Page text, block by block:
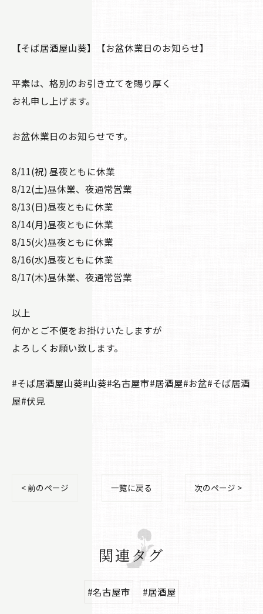
【そば居酒屋山葵】【お盆休業日のお知らせ】
平素は、格別のお引き立てを賜り厚く
お礼申し上げます。
お盆休業日のお知らせです。
8/11(祝) 昼夜ともに休業
8/12(土)昼休業、夜通常営業
8/13(日)昼夜ともに休業
8/14(月)昼夜ともに休業
8/15(火)昼夜ともに休業
8/16(水)昼夜ともに休業
8/17(木)昼休業、夜通常営業
以上
何かとご不便をお掛けいたしますが
よろしくお願い致します。
#そば居酒屋山葵#山葵#名古屋市#居酒屋#お盆#そば居酒
屋#伏見
< 前のページ 一覧に戻る 次のページ >
関連タグ
#名古屋市 #居酒屋